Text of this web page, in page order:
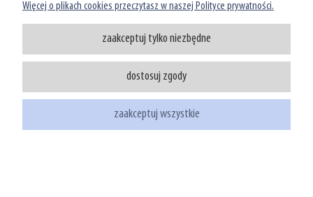
Infolinia: 801 066 449
tel: (22) 39 00 966
sklep@watermanshop.pl
Więcej o plikach cookies przeczytasz w naszej Polityce prywatności.
zaakceptuj tylko niezbędne
dostosuj zgody
zaakceptuj wszystkie